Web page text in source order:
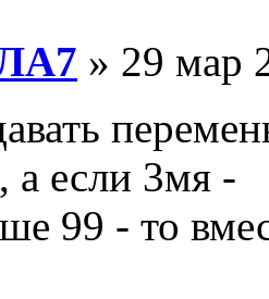
» 29 мар
а если 3мя -
99 - то